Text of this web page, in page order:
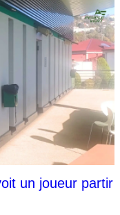
un joueur partir